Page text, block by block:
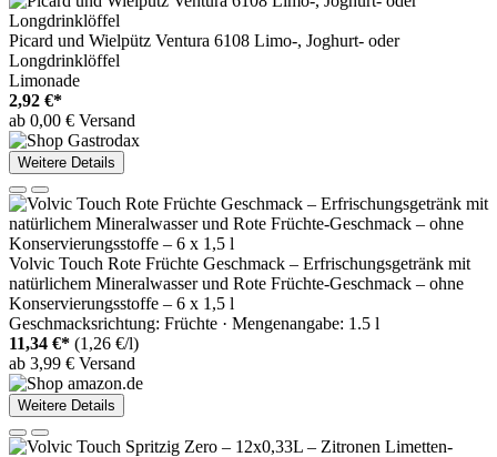
Picard und Wielpütz Ventura 6108 Limo-, Joghurt- oder
Longdrinklöffel
Limonade
2,92 €*
ab 0,00 € Versand
Weitere Details
Volvic Touch Rote Früchte Geschmack – Erfrischungsgetränk mit
natürlichem Mineralwasser und Rote Früchte-Geschmack – ohne
Konservierungsstoffe – 6 x 1,5 l
Geschmacksrichtung: Früchte · Mengenangabe: 1.5 l
11,34 €* (1,26 €/l)
ab 3,99 € Versand
Weitere Details